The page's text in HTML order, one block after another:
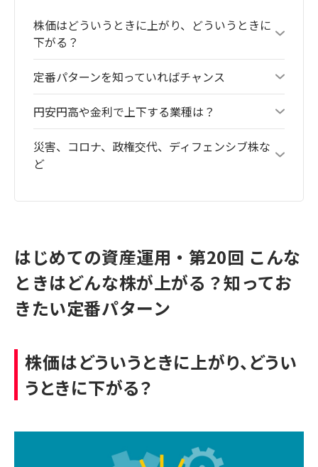
株価はどういうときに上がり、どういうときに
下がる？
定番パターンを知っていればチャンス
円安円高や金利で上下する業種は？
災害、コロナ、政権交代、ディフェンシブ株な
ど
はじめての資産運用・第20回 こんな
ときはどんな株が上がる？知ってお
きたい定番パターン
株価はどういうときに上がり、どうい
うときに下がる？